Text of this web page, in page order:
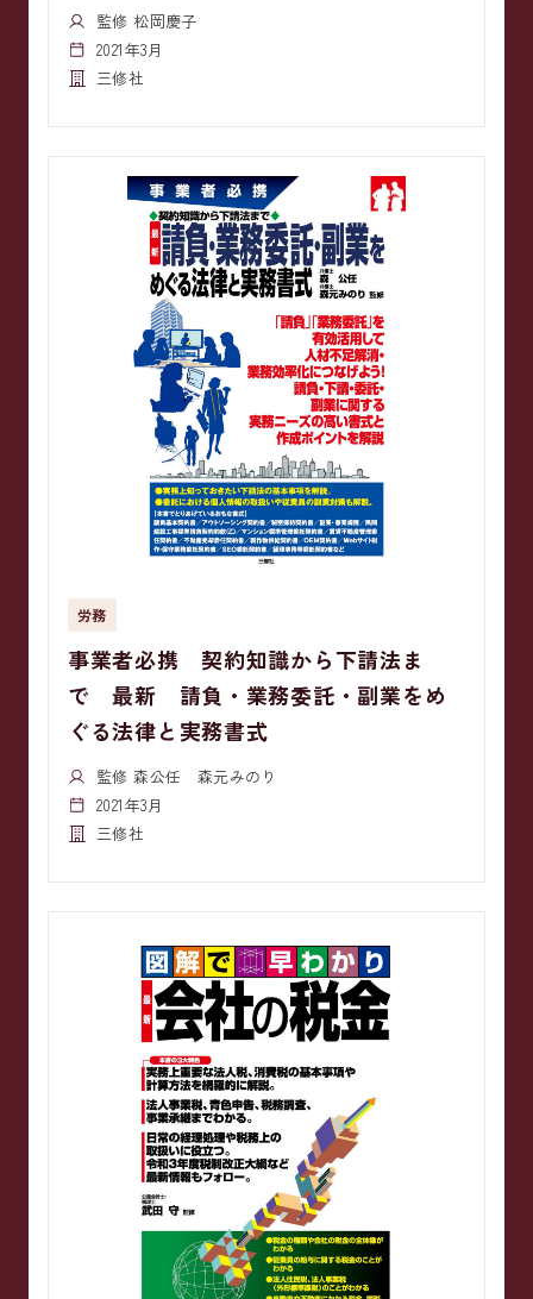
監修 松岡慶子
2021年3月
三修社
労務
事業者必携 契約知識から下請法ま
で 最新 請負・業務委託・副業をめ
ぐる法律と実務書式
監修 森公任 森元みのり
2021年3月
三修社